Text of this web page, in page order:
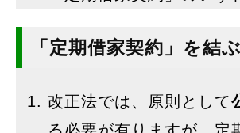
「定期借家契約」を結
改正法では、原則として
る必要が有りますが、定